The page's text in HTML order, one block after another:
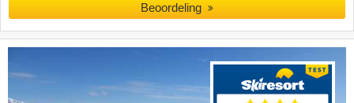
Beoordeling